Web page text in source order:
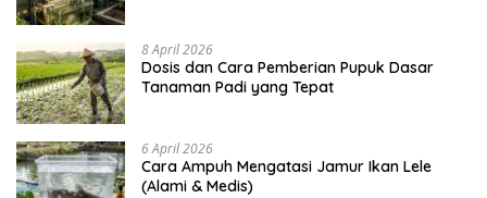
8 April 2026
Dosis dan Cara Pemberian Pupuk Dasar
Tanaman Padi yang Tepat
6 April 2026
Cara Ampuh Mengatasi Jamur Ikan Lele
(Alami & Medis)